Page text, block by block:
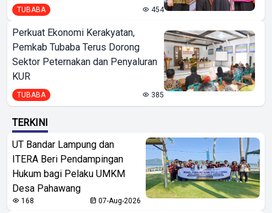
TUBABA 454
Perkuat Ekonomi Kerakyatan,
Pemkab Tubaba Terus Dorong
Sektor Peternakan dan Penyaluran
KUR
TUBABA 385
TERKINI
UT Bandar Lampung dan
ITERA Beri Pendampingan
Hukum bagi Pelaku UMKM
Desa Pahawang
168 07-Aug-2026